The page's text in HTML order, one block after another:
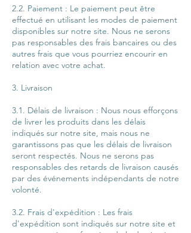
2.2. Paiement : Le paiement peut être
effectué en utilisant les modes de paiement
disponibles sur notre site. Nous ne serons
pas responsables des frais bancaires ou des
autres frais que vous pourriez encourir en
relation avec votre achat.
3. Livraison
3.1. Délais de livraison : Nous nous efforçons
de livrer les produits dans les délais
indiqués sur notre site, mais nous ne
garantissons pas que les délais de livraison
seront respectés. Nous ne serons pas
responsables des retards de livraison causés
par des événements indépendants de notre
volonté.
3.2. Frais d'expédition : Les frais
d'expédition sont indiqués sur notre site et